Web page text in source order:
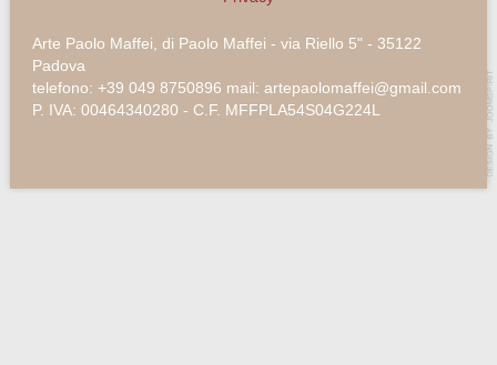
Arte Paolo Maffei, di Paolo Maffei - via Riello 5" - 35122
Padova
telefono: +39 049 8750896 mail: artepaolomaffei@gmail.com
P. IVA: 00464340280 - C.F. MFFPLA54S04G224L